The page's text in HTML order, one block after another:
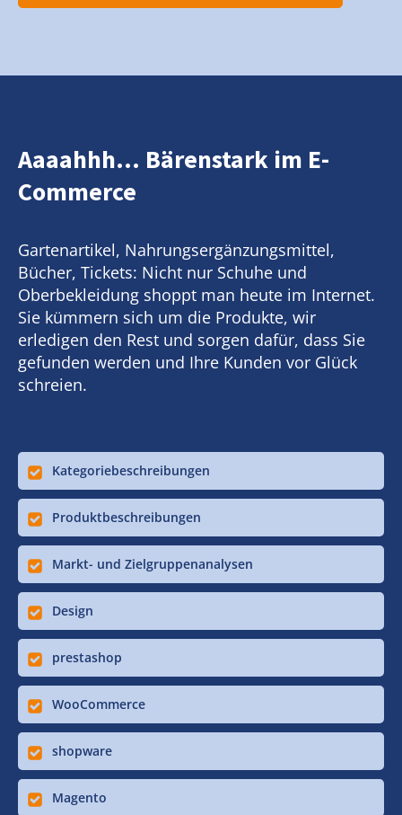
Aaaahhh... Bärenstark im E-
Commerce
Gartenartikel, Nahrungsergänzungsmittel,
Bücher, Tickets: Nicht nur Schuhe und
Oberbekleidung shoppt man heute im Internet.
Sie kümmern sich um die Produkte, wir
erledigen den Rest und sorgen dafür, dass Sie
gefunden werden und Ihre Kunden vor Glück
schreien.
Kategoriebeschreibungen
Produktbeschreibungen
Markt- und Zielgruppenanalysen
Design
prestashop
WooCommerce
shopware
Magento